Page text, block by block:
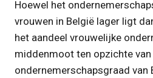
Hoewel het
vrouwen in België lager ligt
het aandeel vrouwelijke
middenmoot ten opzichte van
ondernemerschapsgraad van